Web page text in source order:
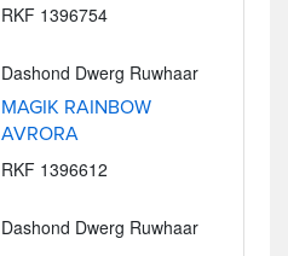
RKF 1396754
Dashond Dwerg Ruwhaar
MAGIK RAINBOW
AVRORA
RKF 1396612
Dashond Dwerg Ruwhaar